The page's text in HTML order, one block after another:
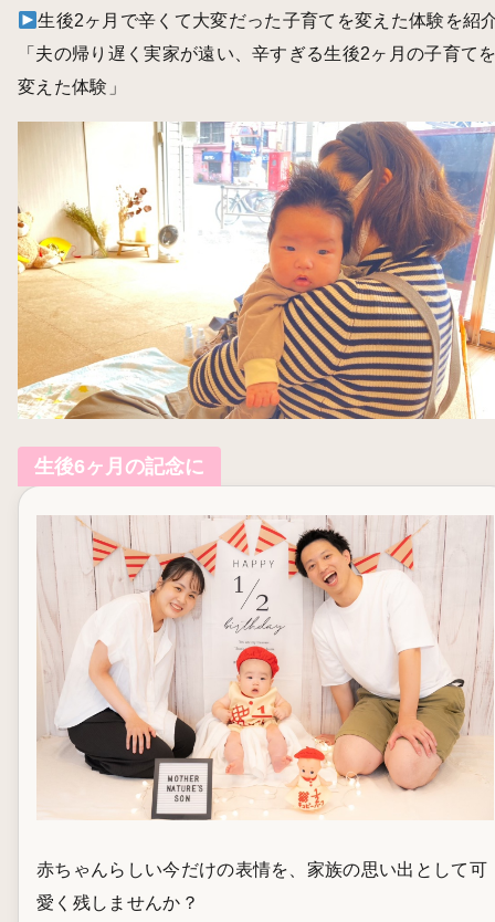
生後2ヶ月で辛くて大変だった子育てを変えた体験を紹
「 夫の帰り遅く実家が遠い、辛すぎる生後2ヶ月の子育て
変えた体験 」
生後6ヶ月の記念に
赤ちゃんらしい今だけの表情を、家族の思い出として可
愛く残しませんか？